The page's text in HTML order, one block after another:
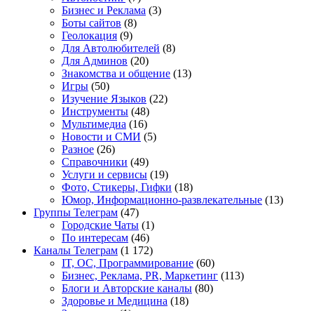
Бизнес и Реклама (3)
Боты сайтов (8)
Геолокация (9)
Для Автолюбителей (8)
Для Админов (20)
Знакомства и общение (13)
Игры (50)
Изучение Языков (22)
Инструменты (48)
Мультимедиа (16)
Новости и СМИ (5)
Разное (26)
Справочники (49)
Услуги и сервисы (19)
Фото, Стикеры, Гифки (18)
Юмор, Информационно-развлекательные (13)
Группы Телеграм (47)
Городские Чаты (1)
По интересам (46)
Каналы Телеграм (1 172)
IT, ОС, Программирование (60)
Бизнес, Реклама, PR, Маркетинг (113)
Блоги и Авторские каналы (80)
Здоровье и Медицина (18)